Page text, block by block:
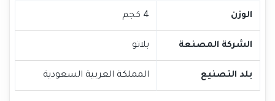
الوزن 4 كجم
الشركة المصنعة بلاتو
بلد التصنيع المملكة العربية السعودية